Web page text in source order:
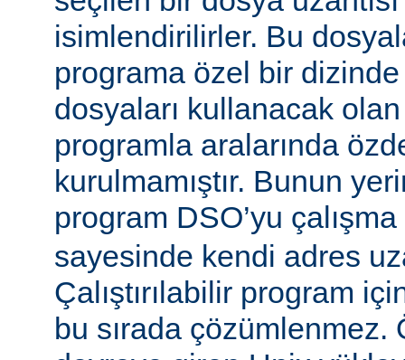
isimlendirilirler. Bu
programa özel bir
dosyaları kullanacak olan
programla aralarında
kurulmamıştır. Bunun
program DSO’yu
sayesinde kendi adres
Çalıştırılabilir program
bu sırada